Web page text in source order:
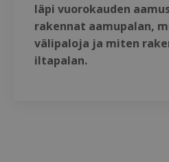
läpi vuorokauden
rakennat aamupalan,
välipaloja ja miten
iltapalan.